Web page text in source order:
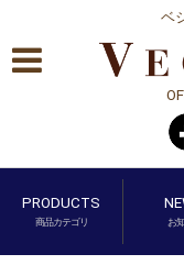
ベ
PRODUCTS
商品カテゴリ お